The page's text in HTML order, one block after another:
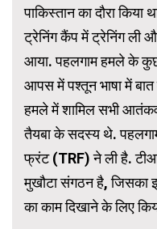
पाकिस्तान का दौरा
ट्रेनिंग कैंप में ट्रेनिंग ली
आया. पहलगाम हमले के
आपस में पश्तून भाषा में
हमले में शामिल सभी
तैयबा के सदस्य थे.
फ्रंट (TRF) ने ली है.
मुखौटा संगठन है, जिसका
का काम दिखाने के लिए